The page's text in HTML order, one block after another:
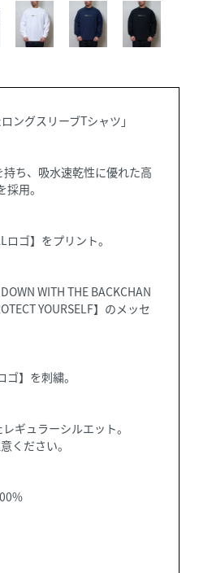
ングスリーブTシャツ」
ち、吸水速乾性に優れた高
用。
ゴ】をプリント。
WITH THE BACKCHAN
YOURSELF】のメッセ
】を刺繍。
ギュラーシルエット。
ください。